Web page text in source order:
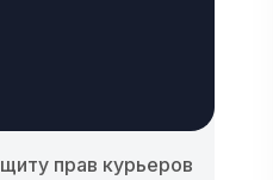
прав курьеров